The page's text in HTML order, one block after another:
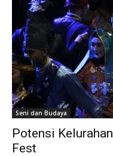
Seni dan Budaya
Potensi
Fest